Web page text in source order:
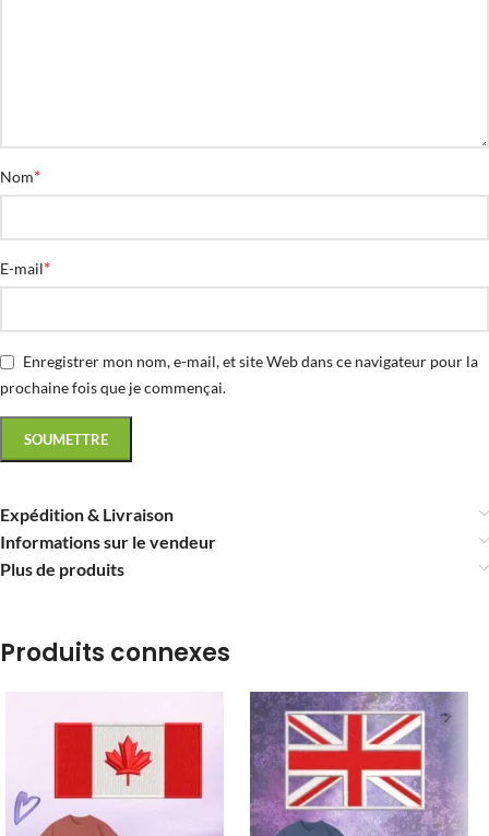
Nom*
E-mail*
Enregistrer mon nom, e-mail, et site Web dans ce navigateur pour la
prochaine fois que je commençai.
Expédition & Livraison
Informations sur le vendeur
Plus de produits
Produits connexes